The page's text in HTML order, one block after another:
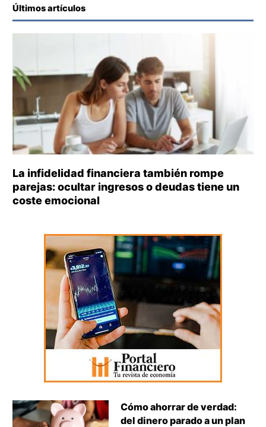
Últimos artículos
La infidelidad financiera también rompe
parejas: ocultar ingresos o deudas tiene un
coste emocional
Cómo ahorrar de verdad:
del dinero parado a un plan